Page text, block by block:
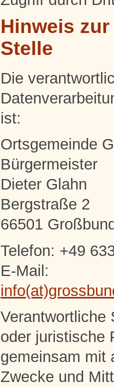
Hinweis
Stelle
Die
ist:
Ortsgemeinde
Bürgermeister
Dieter Glahn
Bergstraße 2
66501
Telefon: +49
E-Mail:
Verantwortliche
oder juristische
gemeinsam mit
Zwecke und